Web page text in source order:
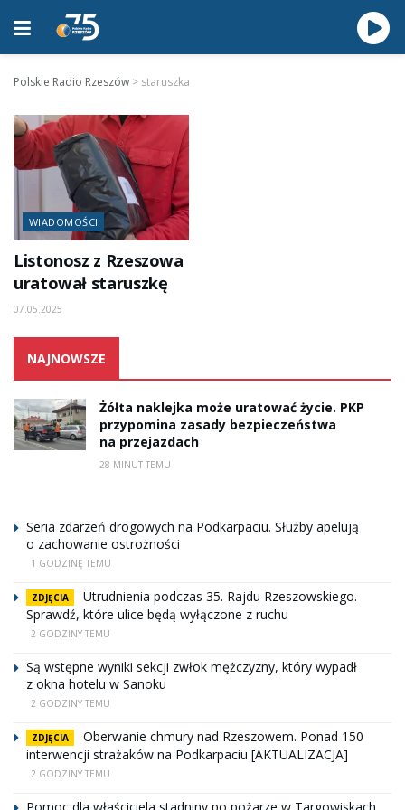
Polskie Radio Rzeszów > staruszka
WIADOMOŚCI
Listonosz z Rzeszowa
uratował staruszkę
07.05.2025
NAJNOWSZE
Żółta naklejka może uratować życie. PKP
przypomina zasady bezpieczeństwa
na przejazdach
28 MINUT TEMU
Seria zdarzeń drogowych na Podkarpaciu. Służby apelują
o zachowanie ostrożności
1 GODZINĘ TEMU
ZDJĘCIA
Utrudnienia podczas 35. Rajdu Rzeszowskiego.
Sprawdź, które ulice będą wyłączone z ruchu
2 GODZINY TEMU
Są wstępne wyniki sekcji zwłok mężczyzny, który wypadł
z okna hotelu w Sanoku
2 GODZINY TEMU
ZDJĘCIA
Oberwanie chmury nad Rzeszowem. Ponad 150
interwencji strażaków na Podkarpaciu [AKTUALIZACJA]
2 GODZINY TEMU